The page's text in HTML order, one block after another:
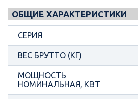
ОБЩИЕ ХАРАКТЕРИСТИКИ
СЕРИЯ
ВЕС БРУТТО (КГ)
МОЩНОСТЬ
НОМИНАЛЬНАЯ, КВТ